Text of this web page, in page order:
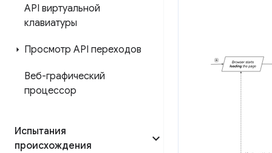
API виртуальной
клавиатуры
Просмотр API переходов
Веб-графический
процессор
Испытания
происхождения